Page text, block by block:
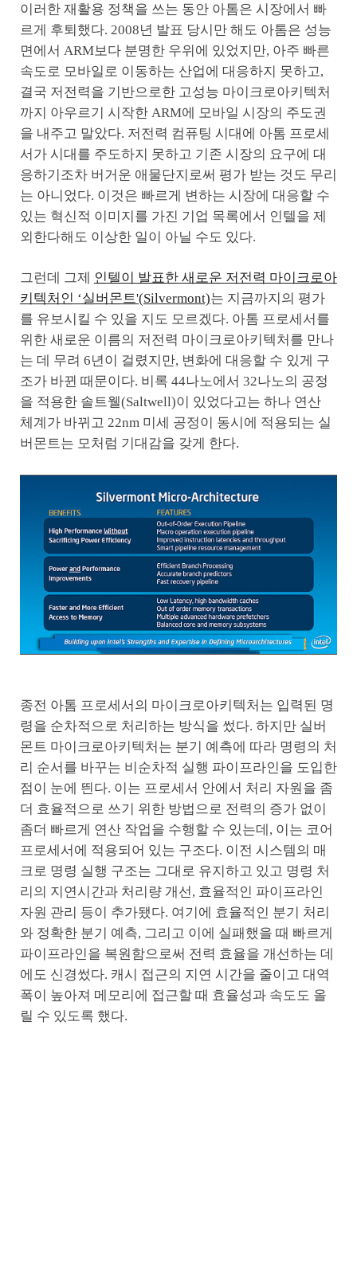
이러한 재활용 정책을 쓰는 동안 아톰은 시장에서 빠
르게 후퇴했다. 2008년 발표 당시만 해도 아톰은 성능
면에서 ARM보다 분명한 우위에 있었지만, 아주 빠른
속도로 모바일로 이동하는 산업에 대응하지 못하고,
결국 저전력을 기반으로한 고성능 마이크로아키텍처
까지 아우르기 시작한 ARM에 모바일 시장의 주도권
을 내주고 말았다. 저전력 컴퓨팅 시대에 아톰 프로세
서가 시대를 주도하지 못하고 기존 시장의 요구에 대
응하기조차 버거운 애물단지로써 평가 받는 것도 무리
는 아니었다. 이것은 빠르게 변하는 시장에 대응할 수
있는 혁신적 이미지를 가진 기업 목록에서 인텔을 제
외한다해도 이상한 일이 아닐 수도 있다.
그런데 그제 인텔이 발표한 새로운 저전력 마이크로아
키텍처인 ‘실버몬트'(Silvermont)는 지금까지의 평가
를 유보시킬 수 있을 지도 모르겠다. 아톰 프로세서를
위한 새로운 이름의 저전력 마이크로아키텍처를 만나
는 데 무려 6년이 걸렸지만, 변화에 대응할 수 있게 구
조가 바뀐 때문이다. 비록 44나노에서 32나노의 공정
을 적용한 솔트웰(Saltwell)이 있었다고는 하나 연산
체계가 바뀌고 22nm 미세 공정이 동시에 적용되는 실
버몬트는 모처럼 기대감을 갖게 한다.
종전 아톰 프로세서의 마이크로아키텍처는 입력된 명
령을 순차적으로 처리하는 방식을 썼다. 하지만 실버
몬트 마이크로아키텍처는 분기 예측에 따라 명령의 처
리 순서를 바꾸는 비순차적 실행 파이프라인을 도입한
점이 눈에 띈다. 이는 프로세서 안에서 처리 자원을 좀
더 효율적으로 쓰기 위한 방법으로 전력의 증가 없이
좀더 빠르게 연산 작업을 수행할 수 있는데, 이는 코어
프로세서에 적용되어 있는 구조다. 이전 시스템의 매
크로 명령 실행 구조는 그대로 유지하고 있고 명령 처
리의 지연시간과 처리량 개선, 효율적인 파이프라인
자원 관리 등이 추가됐다. 여기에 효율적인 분기 처리
와 정확한 분기 예측, 그리고 이에 실패했을 때 빠르게
파이프라인을 복원함으로써 전력 효율을 개선하는 데
에도 신경썼다. 캐시 접근의 지연 시간을 줄이고 대역
폭이 높아져 메모리에 접근할 때 효율성과 속도도 올
릴 수 있도록 했다.